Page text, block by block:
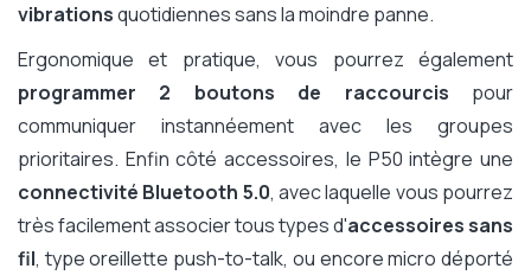
vibrationsquotidiennes sans la moindre panne.
Ergonomique et pratique, vous pourrez également
programmer 2 boutons de raccourcis pour
communiquer instannéement avec les groupes
prioritaires. Enfin côté accessoires, le P50 intègre une
connectivité Bluetooth 5.0, avec laquelle vous pourrez
très facilement associer tous types d'accessoires sans
fil, type oreillette push-to-talk, ou encore micro déporté